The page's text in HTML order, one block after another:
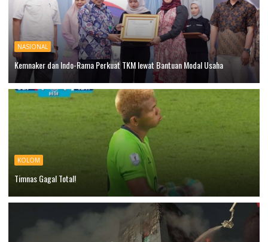
NASIONAL
Kemnaker dan Indo-Rama Perkuat TKM lewat Bantuan Modal Usaha
KOLOM
Timnas Gagal Total!